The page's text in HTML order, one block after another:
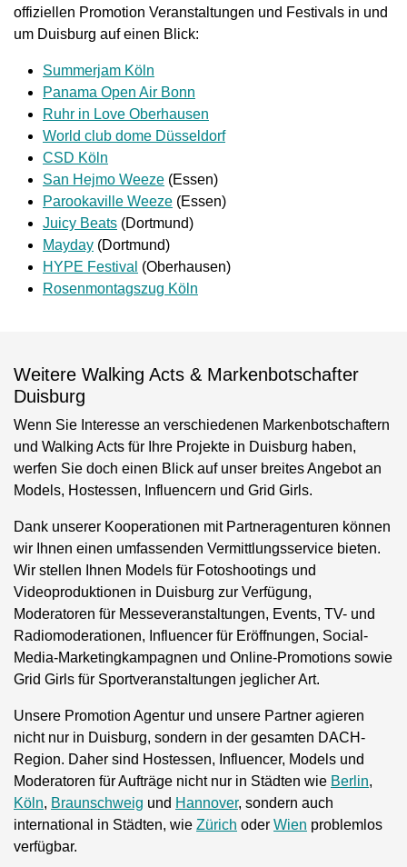
offiziellen Promotion Veranstaltungen und Festivals in und
um Duisburg auf einen Blick:
Summerjam Köln
Panama Open Air Bonn
Ruhr in Love Oberhausen
World club dome Düsseldorf
CSD Köln
San Hejmo Weeze (Essen)
Parookaville Weeze (Essen)
Juicy Beats (Dortmund)
Mayday (Dortmund)
HYPE Festival (Oberhausen)
Rosenmontagszug Köln
Weitere Walking Acts & Markenbotschafter
Duisburg
Wenn Sie Interesse an verschiedenen Markenbotschaftern
und Walking Acts für Ihre Projekte in Duisburg haben,
werfen Sie doch einen Blick auf unser breites Angebot an
Models, Hostessen, Influencern und Grid Girls.
Dank unserer Kooperationen mit Partneragenturen können
wir Ihnen einen umfassenden Vermittlungsservice bieten.
Wir stellen Ihnen Models für Fotoshootings und
Videoproduktionen in Duisburg zur Verfügung,
Moderatoren für Messeveranstaltungen, Events, TV- und
Radiomoderationen, Influencer für Eröffnungen, Social-
Media-Marketingkampagnen und Online-Promotions sowie
Grid Girls für Sportveranstaltungen jeglicher Art.
Unsere Promotion Agentur und unsere Partner agieren
nicht nur in Duisburg, sondern in der gesamten DACH-
Region. Daher sind Hostessen, Influencer, Models und
Moderatoren für Aufträge nicht nur in Städten wie Berlin,
Köln, Braunschweig und Hannover, sondern auch
international in Städten, wie Zürich oder Wien problemlos
verfügbar.